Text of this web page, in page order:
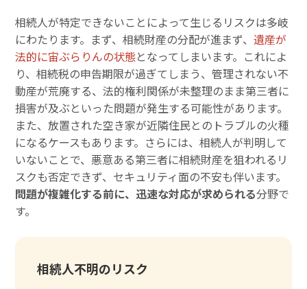
相続人が特定できないことによって生じるリスクは多岐
にわたります。まず、相続財産の分配が進まず、遺産が
法的に宙ぶらりんの状態となってしまいます。これによ
り、相続税の申告期限が過ぎてしまう、管理されない不
動産が荒廃する、法的権利関係が未整理のまま第三者に
損害が及ぶといった問題が発生する可能性があります。
また、放置された空き家が近隣住民とのトラブルの火種
になるケースもあります。さらには、相続人が判明して
いないことで、悪意ある第三者に相続財産を狙われるリ
スクも否定できず、セキュリティ面の不安も伴います。
問題が複雑化する前に、迅速な対応が求められる分野で
す。
相続人不明のリスク